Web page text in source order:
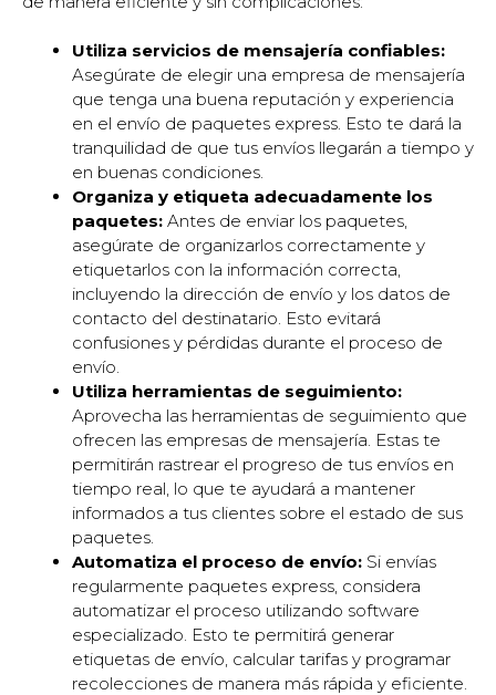
Utiliza servicios de mensajería confiables:
Asegúrate de elegir una empresa de mensajería
que tenga una buena reputación y experiencia
en el envío de paquetes express. Esto te dará la
tranquilidad de que tus envíos llegarán a tiempo y
en buenas condiciones.
Organiza y etiqueta adecuadamente los
paquetes: Antes de enviar los paquetes,
asegúrate de organizarlos correctamente y
etiquetarlos con la información correcta,
incluyendo la dirección de envío y los datos de
contacto del destinatario. Esto evitará
confusiones y pérdidas durante el proceso de
envío.
Utiliza herramientas de seguimiento:
Aprovecha las herramientas de seguimiento que
ofrecen las empresas de mensajería. Estas te
permitirán rastrear el progreso de tus envíos en
tiempo real, lo que te ayudará a mantener
informados a tus clientes sobre el estado de sus
paquetes.
Automatiza el proceso de envío: Si envías
regularmente paquetes express, considera
automatizar el proceso utilizando software
especializado. Esto te permitirá generar
etiquetas de envío, calcular tarifas y programar
recolecciones de manera más rápida y eficiente.